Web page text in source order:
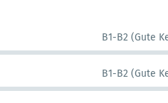
B1-B2 (Gute
B1-B2 (Gute